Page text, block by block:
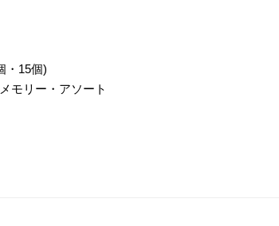
・15個)
モリー・アソート